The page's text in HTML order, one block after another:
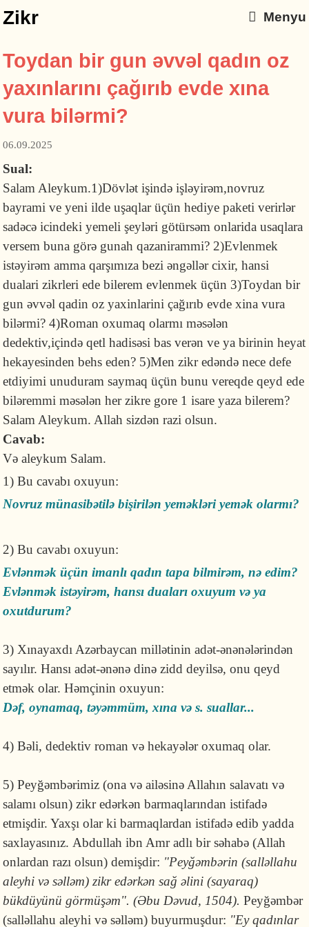
Zikr Menyu
Toydan bir gun əvvəl qadın oz
yaxınlarını çağırıb evde xına
vura bilərmi?
06.09.2025
Sual:
Salam Aleykum.1)Dövlət işində işləyirəm,novruz
bayrami ve yeni ilde uşaqlar üçün hediye paketi verirlər
sadəcə icindeki yemeli şeyləri götürsəm onlarida usaqlara
versem buna görə gunah qazanirammi? 2)Evlenmek
istəyirəm amma qarşımıza bezi əngəllər cixir, hansi
dualari zikrleri ede bilerem evlenmek üçün 3)Toydan bir
gun əvvəl qadin oz yaxinlarini çağırıb evde xina vura
bilərmi? 4)Roman oxumaq olarmı məsələn
dedektiv,içində qetl hadisəsi bas verən ve ya birinin heyat
hekayesinden behs eden? 5)Men zikr edəndə nece defe
etdiyimi unuduram saymaq üçün bunu vereqde qeyd ede
biləremmi məsələn her zikre gore 1 isare yaza bilerem?
Salam Aleykum. Allah sizdən razi olsun.
Cavab:
Və aleykum Salam.
1) Bu cavabı oxuyun:
Novruz münasibətilə bişirilən yeməkləri yemək olarmı?
2) Bu cavabı oxuyun:
Evlənmək üçün imanlı qadın tapa bilmirəm, nə edim?
Evlənmək istəyirəm, hansı duaları oxuyum və ya
oxutdurum?
3) Xınayaxdı Azərbaycan millətinin adət-ənənələrindən
sayılır. Hansı adət-ənənə dinə zidd deyilsə, onu qeyd
etmək olar. Həmçinin oxuyun:
Dəf, oynamaq, təyəmmüm, xına və s. suallar...
4) Bəli, dedektiv roman və hekayələr oxumaq olar.
5) Peyğəmbərimiz (ona və ailəsinə Allahın salavatı və
salamı olsun) zikr edərkən barmaqlarından istifadə
etmişdir. Yaxşı olar ki barmaqlardan istifadə edib yadda
saxlayasınız. Abdullah ibn Amr adlı bir səhabə (Allah
onlardan razı olsun) demişdir: "Peyğəmbərin (salləllahu
aleyhi və səlləm) zikr edərkən sağ əlini (sayaraq)
bükdüyünü görmüşəm". (Əbu Dəvud, 1504).Peyğəmbər
(salləllahu aleyhi və səlləm) buyurmuşdur: "Ey qadınlar